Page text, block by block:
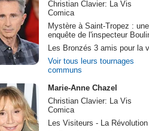
Christian Clavier: La Vis
Comica
Mystère à Saint-Tropez : une
enquête de l'inspecteur
Les Bronzés 3 amis pour la
Voir tous leurs tournages
communs
Marie-Anne Chazel
Christian Clavier: La Vis
Comica
Les Visiteurs - La Révolution